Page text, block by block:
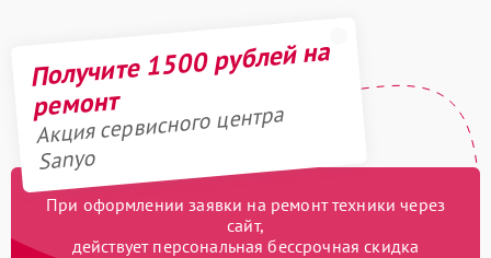
Получите 1500 рублей на
ремонт
Акция сервисного центра
Sanyo
При оформлении заявки на ремонт техники через
сайт,
действует персональная бессрочная скидка